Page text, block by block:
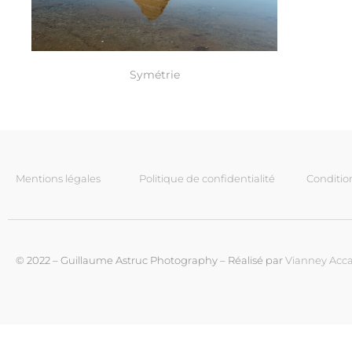
Symétrie
Mentions légales Politique de confidentialité
© 2022 – Guillaume Astruc Photography – Réalisé parVianney